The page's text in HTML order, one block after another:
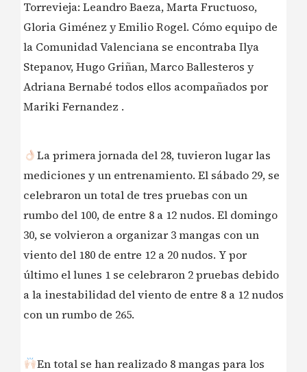
Torrevieja: Leandro Baeza, Marta Fructuoso,
Gloria Giménez y Emilio Rogel. Cómo equipo de
la Comunidad Valenciana se encontraba Ilya
Stepanov, Hugo Griñan, Marco Ballesteros y
Adriana Bernabé todos ellos acompañados por
Mariki Fernandez .
La primera jornada del 28, tuvieron lugar las
mediciones y un entrenamiento. El sábado 29, se
celebraron un total de tres pruebas con un
rumbo del 100, de entre 8 a 12 nudos. El domingo
30, se volvieron a organizar 3 mangas con un
viento del 180 de entre 12 a 20 nudos. Y por
último el lunes 1 se celebraron 2 pruebas debido
a la inestabilidad del viento de entre 8 a 12 nudos
con un rumbo de 265.
En total se han realizado 8 mangas para los